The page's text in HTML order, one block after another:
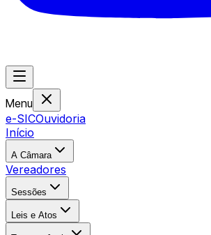
Menu
e-SICOuvidoria
Início
A Câmara
Vereadores
Sessões
Leis e Atos